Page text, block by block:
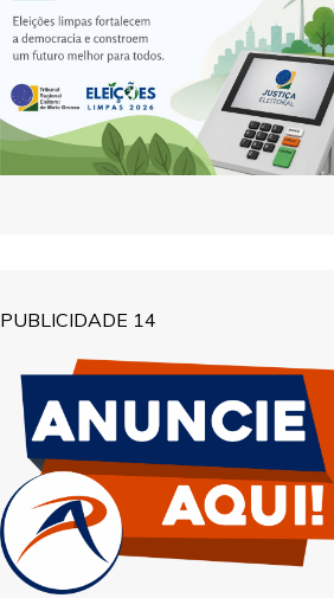
PUBLICIDADE 14